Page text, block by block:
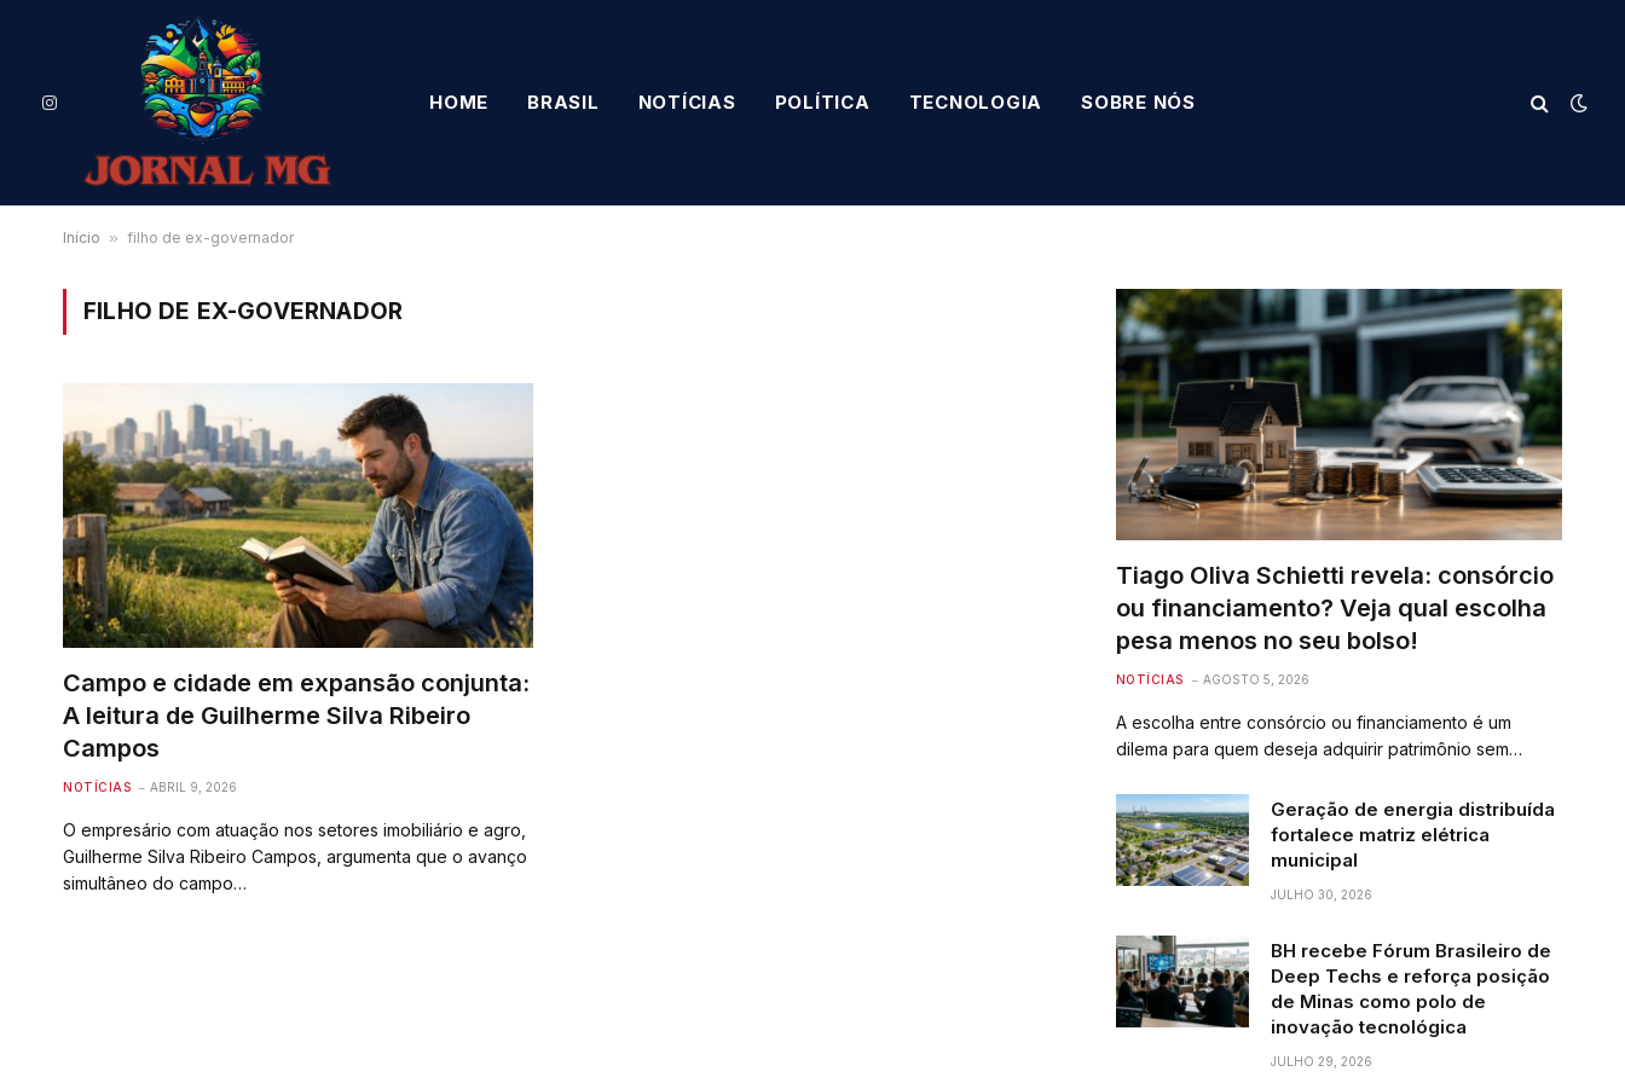
Instagram HOME BRASIL NOTÍCIAS POLÍTICA TECNOLOGIA SOBRE NÓS
Início » filho de ex-governador
FILHO DE EX-GOVERNADOR
Campo e cidade em expansão conjunta:
A leitura de Guilherme Silva Ribeiro
Campos
NOTÍCIAS ABRIL 9, 2026
O empresário com atuação nos setores imobiliário e agro,
Guilherme Silva Ribeiro Campos, argumenta que o avanço
simultâneo do campo…
Tiago Oliva Schietti revela: consórcio
ou financiamento? Veja qual escolha
pesa menos no seu bolso!
NOTÍCIAS AGOSTO 5, 2026
A escolha entre consórcio ou financiamento é um
dilema para quem deseja adquirir patrimônio sem…
Geração de energia distribuída
fortalece matriz elétrica
municipal
JULHO 30, 2026
BH recebe Fórum Brasileiro de
Deep Techs e reforça posição
de Minas como polo de
inovação tecnológica
JULHO 29, 2026